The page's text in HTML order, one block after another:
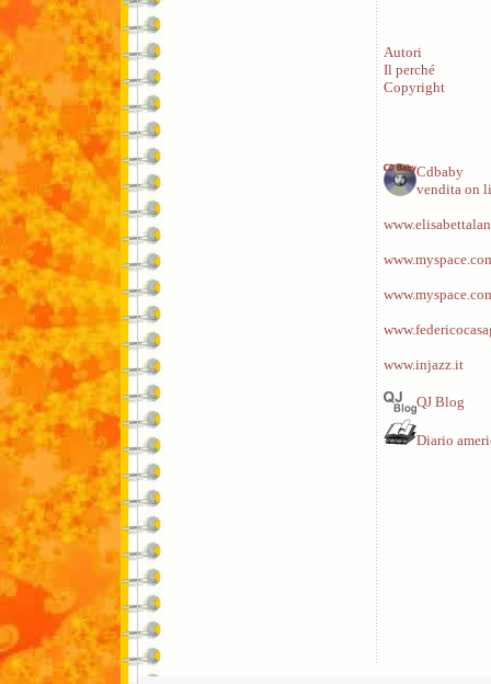
Autori
Il perché
Copyright
Cdbaby
vendita on
www.injazz.it
QJ Blog
Diario